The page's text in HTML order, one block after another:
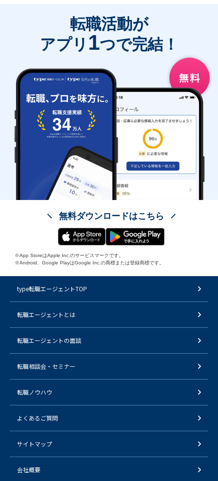
転職活動が
アプリ 1つで完結！
無料ダウンロードはこちら
※App StoreはApple Inc.のサービスマークです。
※Android、Google PlayはGoogle Inc.の商標または登録商標です。
type転職エージェントTOP
転職エージェントとは
転職エージェントの面談
転職相談会・セミナー
転職ノウハウ
よくあるご質問
サイトマップ
会社概要